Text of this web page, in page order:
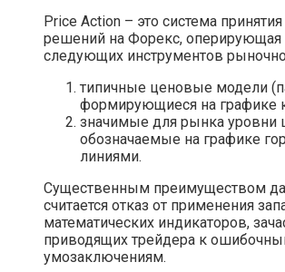
Price Action – это система
решений на Форекс, оперирующая
следующих инструментов
типичные ценовые модели
формирующиеся на графике
значимые для рынка уровни
обозначаемые на графике
линиями.
Существенным преимуществом
считается отказ от применения
математических индикаторов,
приводящих трейдера к
умозаключениям.